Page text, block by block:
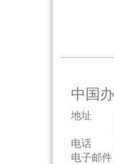
中国
地址
电话
电子邮件